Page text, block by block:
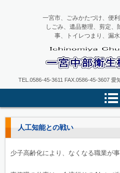
一宮中部衛生
一宮市、ごみかたづけ、便
しごみ、遺品整理、剪定、
事、トイレつまり、漏
TEL.0586-45-3611 FAX.0586-45-3607 愛
人工知能との戦い
少子高齢化により、なくなる職業が